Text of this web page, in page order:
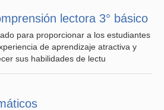
lectora 3° básico
para proporcionar a los estudiantes
de aprendizaje atractiva y
sus habilidades de lectu